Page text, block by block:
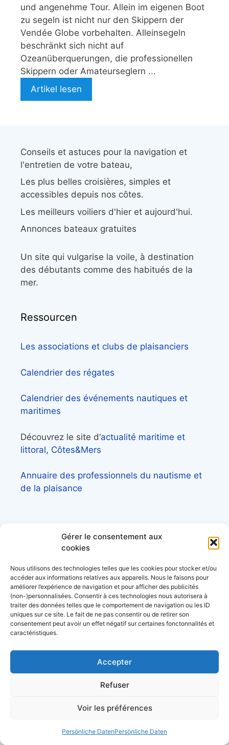
Gérer le consentement aux
cookies
Nous utilisons des technologies telles que les cookies pour stocker et/ou
accéder aux informations relatives aux appareils. Nous le faisons pour
améliorer l’expérience de navigation et pour afficher des publicités
(non-)personnalisées. Consentir à ces technologies nous autorisera à
traiter des données telles que le comportement de navigation ou les ID
uniques sur ce site. Le fait de ne pas consentir ou de retirer son
consentement peut avoir un effet négatif sur certaines fonctonnalités et
caractéristiques.
Accepter
Refuser
Voir les préférences
Persönliche DatenPersönliche Daten
und angenehme Tour. Allein im eigenen Boot
zu segeln ist nicht nur den Skippern der
Vendée Globe vorbehalten. Alleinsegeln
beschränkt sich nicht auf
Ozeanüberquerungen, die professionellen
Skippern oder Amateurseglern ...
Artikel lesen
Conseils et astuces pour la navigation et
l'entretien de votre bateau,
Les plus belles croisières, simples et
accessibles depuis nos côtes.
Les meilleurs voiliers d'hier et aujourd'hui.
Annonces bateaux gratuites
Un site qui vulgarise la voile, à destination
des débutants comme des habitués de la
mer.
Ressourcen
Les associations et clubs de plaisanciers
Calendrier des régates
Calendrier des événements nautiques et
maritimes
Découvrez le site d‘actualité maritime et
littoral, Côtes&Mers
Annuaire des professionnels du nautisme et
de la plaisance
Entdecken Sie unsere Dossiers
Lexique de la mer et des bateaux
L’almanach du plaisancier
Lexique du nautisme anglais/français
Le guide de la location de bateau
Le guide d’achat d’un bateau
Le guide de l’entretien du bateau